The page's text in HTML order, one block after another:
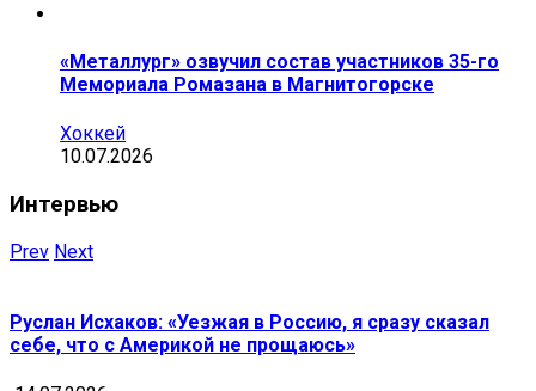
«Металлург» озвучил состав участников 35-го
Мемориала Ромазана в Магнитогорске
Хоккей
10.07.2026
Интервью
Prev Next
Руслан Исхаков: «Уезжая в Россию, я сразу сказал
себе, что с Америкой не прощаюсь»